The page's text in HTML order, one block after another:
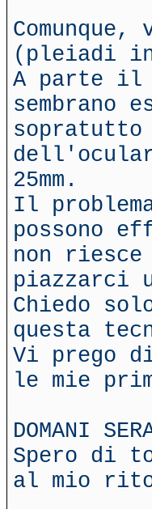
(pleiadi
A parte il
sembrano
25mm.
Il
possono
non
piazzarci
Chiedo
questa
Vi prego
le mie
DOMANI
Spero di
al mio